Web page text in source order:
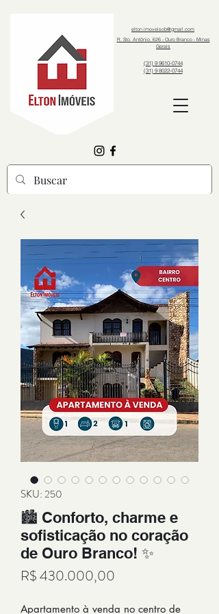
(31) 9 8022-0744
elton.imoveisob@gmail.com
R. Sto. Antônio, 626 - Ouro Branco - Minas
Gerais
(31) 9 9610-0744
SKU: 250
🏙️ Conforto, charme e
sofisticação no coração
de Ouro Branco! ✨
R$ 430.000,00
Apartamento à venda no centro de